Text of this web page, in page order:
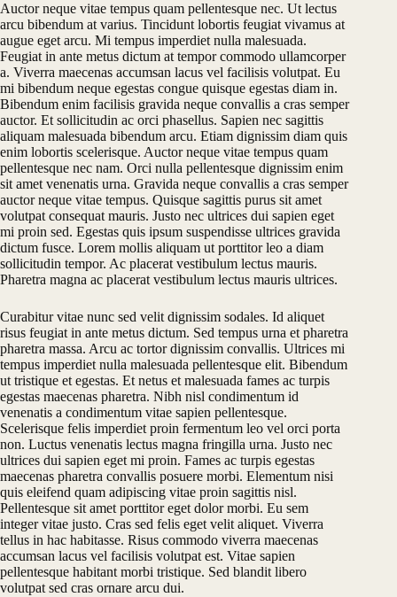
Auctor neque vitae tempus quam pellentesque nec. Ut lectus
arcu bibendum at varius. Tincidunt lobortis feugiat vivamus at
augue eget arcu. Mi tempus imperdiet nulla malesuada.
Feugiat in ante metus dictum at tempor commodo ullamcorper
a. Viverra maecenas accumsan lacus vel facilisis volutpat. Eu
mi bibendum neque egestas congue quisque egestas diam in.
Bibendum enim facilisis gravida neque convallis a cras semper
auctor. Et sollicitudin ac orci phasellus. Sapien nec sagittis
aliquam malesuada bibendum arcu. Etiam dignissim diam quis
enim lobortis scelerisque. Auctor neque vitae tempus quam
pellentesque nec nam. Orci nulla pellentesque dignissim enim
sit amet venenatis urna. Gravida neque convallis a cras semper
auctor neque vitae tempus. Quisque sagittis purus sit amet
volutpat consequat mauris. Justo nec ultrices dui sapien eget
mi proin sed. Egestas quis ipsum suspendisse ultrices gravida
dictum fusce. Lorem mollis aliquam ut porttitor leo a diam
sollicitudin tempor. Ac placerat vestibulum lectus mauris.
Pharetra magna ac placerat vestibulum lectus mauris ultrices.
Curabitur vitae nunc sed velit dignissim sodales. Id aliquet
risus feugiat in ante metus dictum. Sed tempus urna et pharetra
pharetra massa. Arcu ac tortor dignissim convallis. Ultrices mi
tempus imperdiet nulla malesuada pellentesque elit. Bibendum
ut tristique et egestas. Et netus et malesuada fames ac turpis
egestas maecenas pharetra. Nibh nisl condimentum id
venenatis a condimentum vitae sapien pellentesque.
Scelerisque felis imperdiet proin fermentum leo vel orci porta
non. Luctus venenatis lectus magna fringilla urna. Justo nec
ultrices dui sapien eget mi proin. Fames ac turpis egestas
maecenas pharetra convallis posuere morbi. Elementum nisi
quis eleifend quam adipiscing vitae proin sagittis nisl.
Pellentesque sit amet porttitor eget dolor morbi. Eu sem
integer vitae justo. Cras sed felis eget velit aliquet. Viverra
tellus in hac habitasse. Risus commodo viverra maecenas
accumsan lacus vel facilisis volutpat est. Vitae sapien
pellentesque habitant morbi tristique. Sed blandit libero
volutpat sed cras ornare arcu dui.